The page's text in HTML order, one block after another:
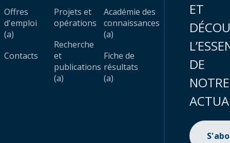
Offres
d'emploi
(a)
Contacts
Projets et
opérations
Recherche
et
publications
(a)
Académie des
connaissances
(a)
Fiche de
résultats
(a)
ET
DE
NOTRE